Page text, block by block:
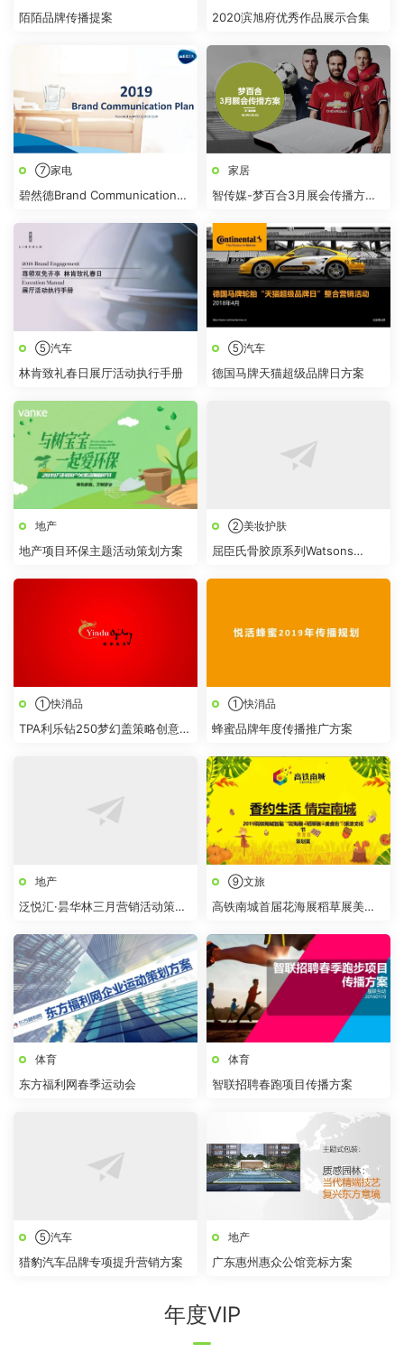
陌陌品牌传播提案 2020滨旭府优秀作品展示合集
⑦家电
碧然德Brand Communication
家居
智传媒-梦百合3月展会传播方案
⑤汽车
林肯致礼春日展厅活动执行手册
⑤汽车
德国马牌天猫超级品牌日方案
地产
地产项目环保主题活动策划方案
②美妆护肤
屈臣氏骨胶原系列Watsons
①快消品
TPA利乐钻250梦幻盖策略创意传
①快消品
蜂蜜品牌年度传播推广方案
地产
泛悦汇·昙华林三月营销活动策划
⑨文旅
高铁南城首届花海展稻草展美食
体育
东方福利网春季运动会
体育
智联招聘春跑项目传播方案
⑤汽车
猎豹汽车品牌专项提升营销方案
地产
广东惠州惠众公馆竞标方案
年度VIP